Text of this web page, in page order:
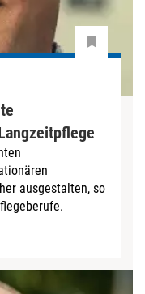
ausgestalten, so